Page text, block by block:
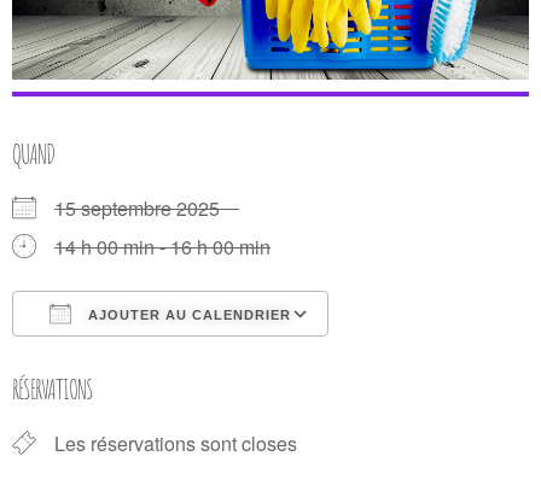
QUAND
15 septembre 2025
14 h 00 min - 16 h 00 min
AJOUTER AU CALENDRIER
RÉSERVATIONS
Les réservations sont closes